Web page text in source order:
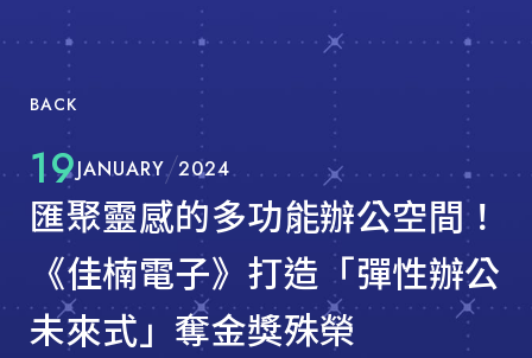
BACK
19JANUARY 2024
匯聚靈感的多功能辦公空間！
《佳楠電子》打造「彈性辦公
未來式」奪金獎殊榮